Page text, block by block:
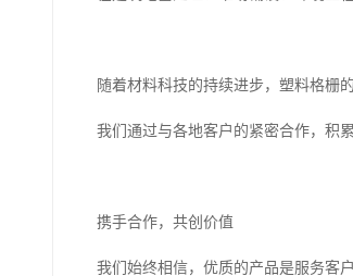
随着材料科技的持续进步，塑料格栅
我们通过与各地客户的紧密合作，积
携手合作，共创价值
我们始终相信，优质的产品是服务客户